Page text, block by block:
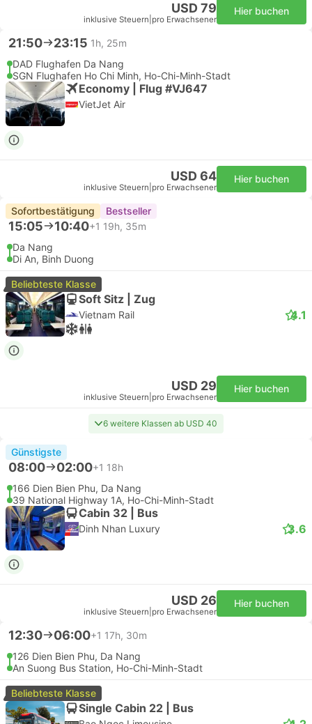
USD 79
inklusive Steuern pro Erwachsener
Hier buchen
21:50 23:15 1h, 25m
DAD Flughafen Da Nang
SGN Flughafen Ho Chi Minh, Ho-Chi-Minh-Stadt
Economy | Flug #VJ647
VietJet Air
USD 64
inklusive Steuern pro Erwachsener
Hier buchen
Sofortbestätigung Bestseller
15:05 10:40+1 19h, 35m
Da Nang
Di An, Binh Duong
Beliebteste Klasse
Soft Sitz | Zug
Vietnam Rail 4.1
USD 29
inklusive Steuern pro Erwachsener
Hier buchen
6 weitere Klassen ab USD 40
Günstigste
08:00 02:00+1 18h
166 Dien Bien Phu, Da Nang
39 National Highway 1A, Ho-Chi-Minh-Stadt
Cabin 32 | Bus
Dinh Nhan Luxury 3.6
USD 26
inklusive Steuern pro Erwachsener
Hier buchen
12:30 06:00+1 17h, 30m
126 Dien Bien Phu, Da Nang
An Suong Bus Station, Ho-Chi-Minh-Stadt
Beliebteste Klasse
Single Cabin 22 | Bus